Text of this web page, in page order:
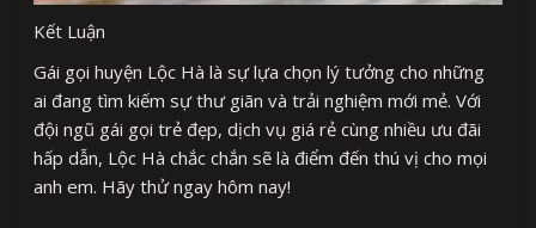
Kết Luận
Gái gọi huyện Lộc Hà là sự lựa chọn lý tưởng cho những
ai đang tìm kiếm sự thư giãn và trải nghiệm mới mẻ. Với
đội ngũ gái gọi trẻ đẹp, dịch vụ giá rẻ cùng nhiều ưu đãi
hấp dẫn, Lộc Hà chắc chắn sẽ là điểm đến thú vị cho mọi
anh em. Hãy thử ngay hôm nay!